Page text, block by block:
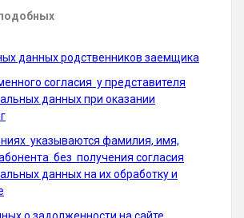
данных родственников заемщика
согласия у представителя
данных при оказании
указываются фамилия, имя,
без получения согласия
данных на их обработку и